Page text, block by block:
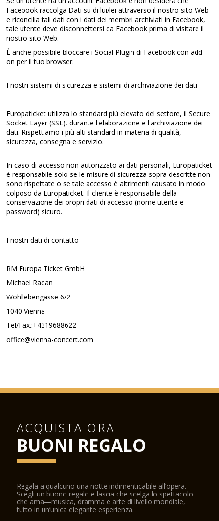
Facebook raccolga Dati su di lui/lei attraverso il nostro sito Web
e riconcilia tali dati con i dati dei membri archiviati in Facebook,
tale utente deve disconnettersi da Facebook prima di visitare il
nostro sito Web.
È anche possibile bloccare i Social Plugin di Facebook con add-
on per il tuo browser.
I nostri sistemi di sicurezza e sistemi di archiviazione dei dati
Europaticket utilizza lo standard più elevato del settore, il Secure
Socket Layer (SSL), durante l'elaborazione e l'archiviazione dei
dati. Rispettiamo i più alti standard in materia di qualità,
sicurezza, consegna e servizio.
In caso di accesso non autorizzato ai dati personali, Europaticket
è responsabile solo se le misure di sicurezza sopra descritte non
sono rispettate o se tale accesso è altrimenti causato in modo
colposo da Europaticket. Il cliente è responsabile della
conservazione dei propri dati di accesso (nome utente e
password) sicuro.
I nostri dati di contatto
RM Europa Ticket GmbH
Michael Radan
Wohllebengasse 6/2
1040 Vienna
Tel/Fax.:+4319688622
office@vienna-concert.com
ACQUISTA ORA
BUONI REGALO
Regala a qualcuno una notte indimenticabile all’opera.
Scegli un buono regalo e lascia che scelga lo spettacolo
che ama—musica, dramma e arte di livello mondiale,
tutto in un’unica elegante esperienza.